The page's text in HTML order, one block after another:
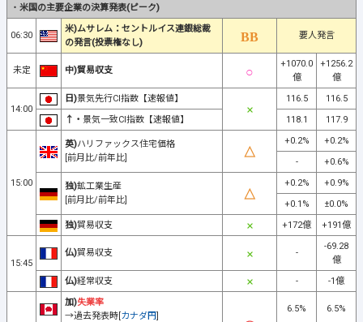
・ 米国の主要企業の決算発表(ピーク)
06:30
米)ムサレム：セントルイス連銀総裁
の発言(投票権なし)
要人発言
未定 中)貿易収支
+1070.0
億
+1256.2
億
14:00
日)景気先行CI指数【速報値】 116.5
116.5
↑・ 景気一致CI指数【速報値】 118.1 117.9
15:00
英)ハリファックス住宅価格
[前月比/前年比]
+0.2%
+0.2%
-
+0.6%
独)鉱工業生産
[前月比/前年比]
+0.2%
+0.9%
+0.1%
±0.0%
独)貿易収支 +172億 +191億
15:45
仏)貿易収支 -
-69.28
億
仏)経常収支 - -1億
加)失業率
→過去発表時[カナダ円]
6.5% 6.5%